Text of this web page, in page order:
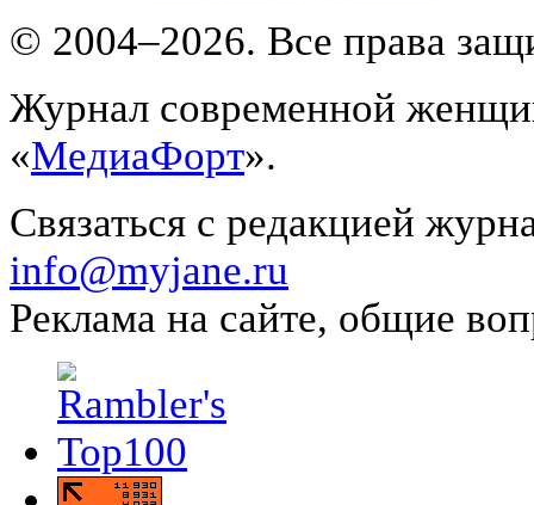
© 2004–2026. Все права
Журнал современной
«МедиаФорт».
Связаться с редакцией
info@myjane.ru
Реклама на сайте, общие